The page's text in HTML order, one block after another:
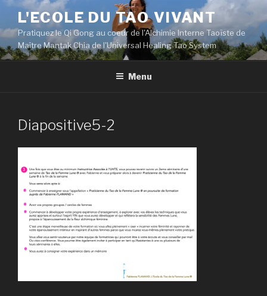
Aller
contenu
principal
L'ECOLE DU TAO VIVANT
Pratiquez le Qi Gong au coeur de l'Alchimie Interne Taoïste de
Maître Mantak Chia de l'Universal Healing Tao System
Menu
Diapositive5-2